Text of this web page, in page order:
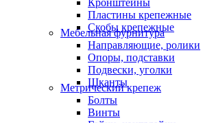
Пластины крепежные
Скобы крепежные
Мебельная фурнитура
Направляющие, ролики
Опоры, подставки
Подвески, уголки
Шканты
Метрический крепеж
Болты
Винты